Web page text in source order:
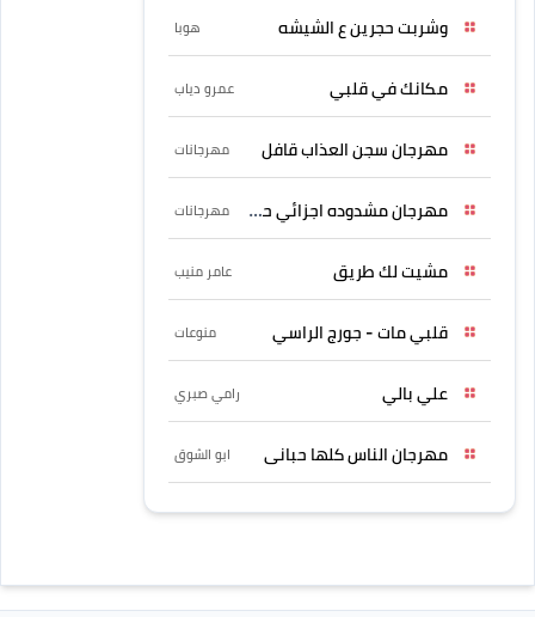
وشربت حجرين ع الشيشه هوبا
مكانك في قلبي عمرو دياب
مهرجان سجن العذاب قافل مهرجانات
مهرجان مشدوده اجزائي حربونى مهرجانات
مشيت لك طريق عامر منيب
قلبي مات - جورج الراسي منوعات
علي بالي رامي صبري
مهرجان الناس كلها حبانى ابو الشوق